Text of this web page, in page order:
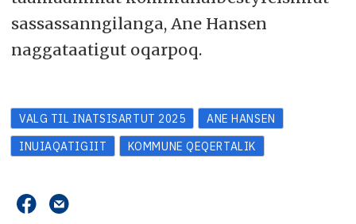
sassassanngilanga, Ane Hansen
naggataatigut oqarpoq.
VALG TIL INATSISARTUT 2025
ANE HANSEN
INUIAQATIGIIT
KOMMUNE QEQERTALIK